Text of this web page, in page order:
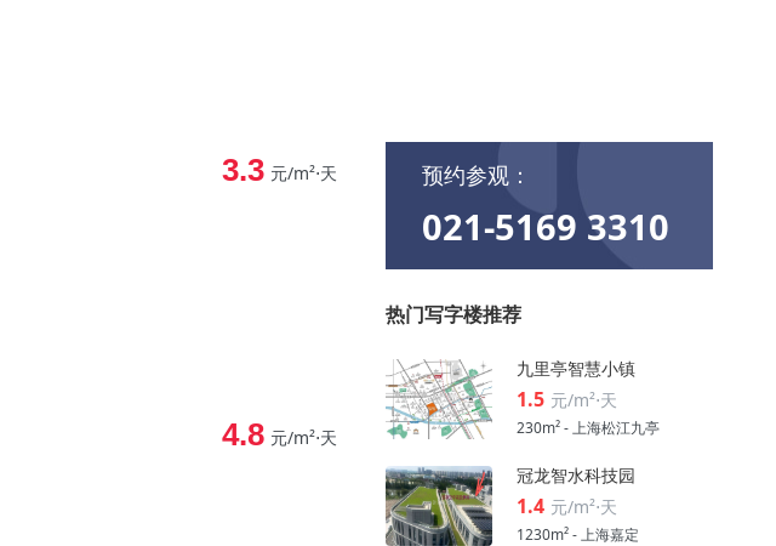
3.3 元/m²⋅天
4.8 元/m²⋅天
预约参观：
021-5169 3310
热门写字楼推荐
九里亭智慧小镇
1.5 元/m²⋅天
230m² - 上海松江九亭
冠龙智水科技园
1.4 元/m²⋅天
1230m² - 上海嘉定